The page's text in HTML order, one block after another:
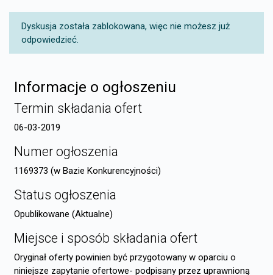
Dyskusja została zablokowana, więc nie możesz już
odpowiedzieć.
Informacje o ogłoszeniu
Termin składania ofert
06-03-2019
Numer ogłoszenia
1169373 (w Bazie Konkurencyjności)
Status ogłoszenia
Opublikowane (Aktualne)
Miejsce i sposób składania ofert
Oryginał oferty powinien być przygotowany w oparciu o
niniejsze zapytanie ofertowe- podpisany przez uprawnioną